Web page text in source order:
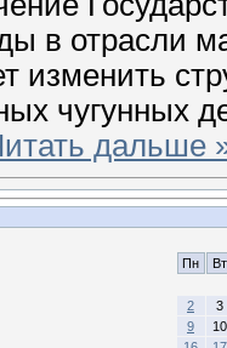
в отрасли
изменить
чугунных
дальше
Пн Вт
2
3
9
10